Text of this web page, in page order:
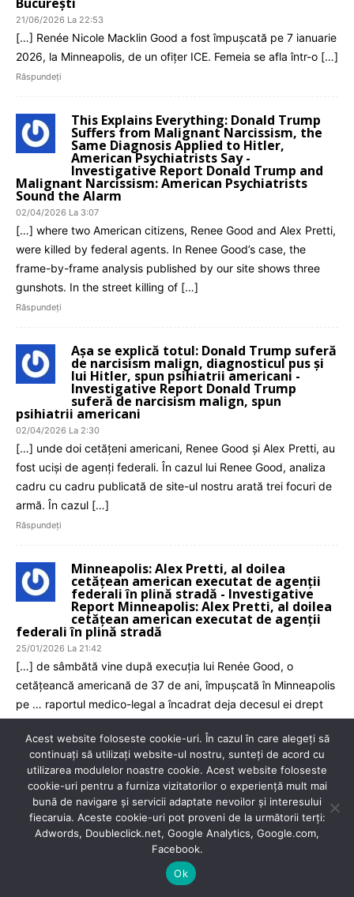
21/06/2026 La 22:53
[…] Renée Nicole Macklin Good a fost împușcată pe 7 ianuarie
2026, la Minneapolis, de un ofițer ICE. Femeia se afla într-o […]
Răspundeți
This Explains Everything: Donald Trump
Suffers from Malignant Narcissism, the
Same Diagnosis Applied to Hitler,
American Psychiatrists Say -
Investigative Report Donald Trump and
Malignant Narcissism: American Psychiatrists
Sound the Alarm
02/04/2026 La 3:07
[…] where two American citizens, Renee Good and Alex Pretti,
were killed by federal agents. In Renee Good’s case, the
frame-by-frame analysis published by our site shows three
gunshots. In the street killing of […]
Răspundeți
Așa se explică totul: Donald Trump suferă
de narcisism malign, diagnosticul pus și
lui Hitler, spun psihiatrii americani -
Investigative Report Donald Trump
suferă de narcisism malign, spun
psihiatrii americani
02/04/2026 La 2:30
[…] unde doi cetățeni americani, Renee Good și Alex Pretti, au
fost uciși de agenți federali. În cazul lui Renee Good, analiza
cadru cu cadru publicată de site-ul nostru arată trei focuri de
armă. În cazul […]
Răspundeți
Minneapolis: Alex Pretti, al doilea
cetățean american executat de agenții
federali în plină stradă - Investigative
Report Minneapolis: Alex Pretti, al doilea
cetățean american executat de agenții
federali în plină stradă
25/01/2026 La 21:42
[…] de sâmbătă vine după execuția lui Renée Good, o
cetățeancă americană de 37 de ani, împușcată în Minneapolis
pe … raportul medico-legal a încadrat deja decesul ei drept
[…]
Răspundeți
LĂSAȚI UN MESAJ
Acest website foloseste cookie-uri. În cazul în care alegeți să
continuați să utilizați website-ul nostru, sunteți de acord cu
utilizarea modulelor noastre cookie. Acest website foloseste
cookie-uri pentru a furniza vizitatorilor o experiență mult mai
bună de navigare și servicii adaptate nevoilor și interesului
fiecaruia. Aceste cookie-uri pot proveni de la următorii terți:
Adwords, Doubleclick.net, Google Analytics, Google.com,
Facebook.
Ok